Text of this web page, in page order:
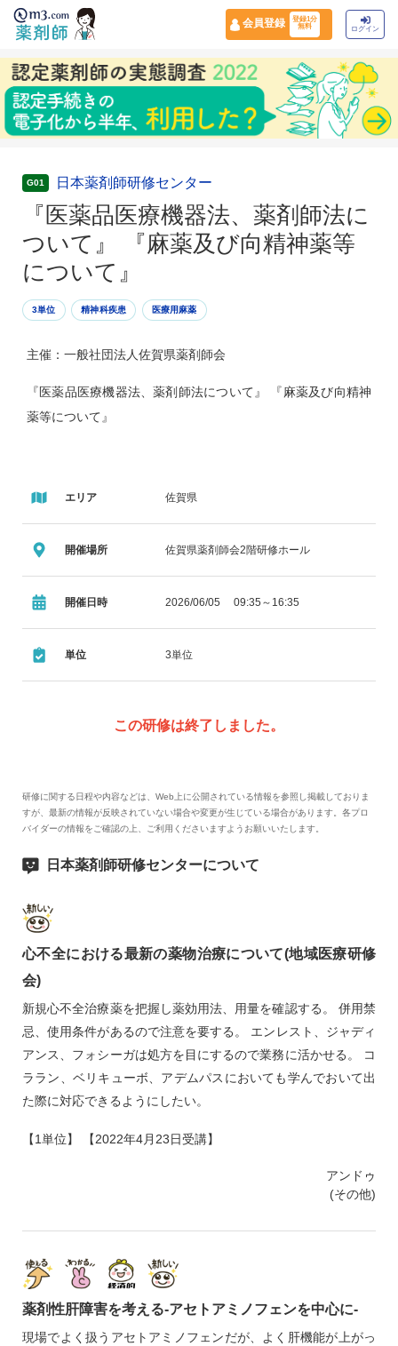
会員登録
登録1分
無料
ログイン
G01 日本薬剤師研修センター
『医薬品医療機器法、薬剤師法に
ついて』 『麻薬及び向精神薬等
について』
3単位 精神科疾患 医療用麻薬
主催：一般社団法人佐賀県薬剤師会
『医薬品医療機器法、薬剤師法について』 『麻薬及び向精神
薬等について』
エリア 佐賀県
開催場所 佐賀県薬剤師会2階研修ホール
開催日時 2026/06/05 09:35～16:35
単位 3単位
この研修は終了しました。
研修に関する日程や内容などは、Web上に公開されている情報を参照し掲載しておりま
すが、最新の情報が反映されていない場合や変更が生じている場合があります。各プロ
バイダーの情報をご確認の上、ご利用くださいますようお願いいたします。
日本薬剤師研修センターについて
心不全における最新の薬物治療について(地域医療研修
会)
新規心不全治療薬を把握し薬効用法、用量を確認する。 併用禁
忌、使用条件があるので注意を要する。 エンレスト、ジャディ
アンス、フォシーガは処方を目にするので業務に活かせる。 コ
ララン、ベリキューボ、アデムパスにおいても学んでおいて出
た際に対応できるようにしたい。
【1単位】 【2022年4月23日受講】
アンドゥ
(その他)
薬剤性肝障害を考える‐アセトアミノフェンを中心に‐
現場でよく扱うアセトアミノフェンだが、よく肝機能が上がっ